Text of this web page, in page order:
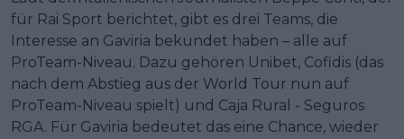
für Rai Sport berichtet, gibt es drei Teams, die
Interesse an Gaviria bekundet haben – alle auf
ProTeam-Niveau. Dazu gehören Unibet, Cofidis (das
nach dem Abstieg aus der World Tour nun auf
ProTeam-Niveau spielt) und Caja Rural - Seguros
RGA. Für Gaviria bedeutet das eine Chance, wieder